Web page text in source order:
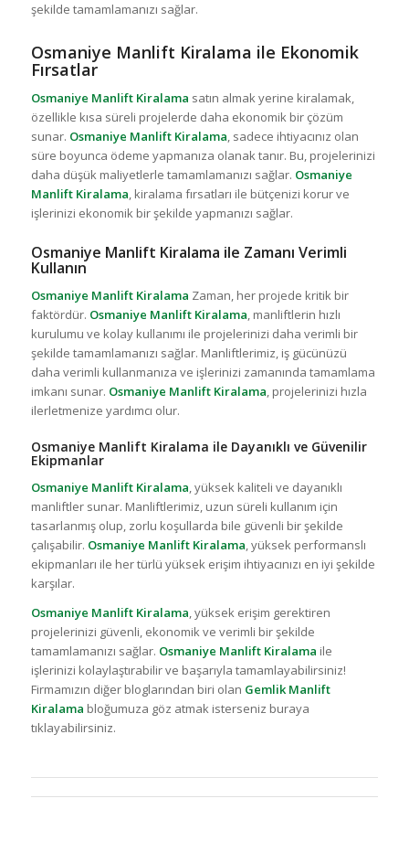
şekilde tamamlamanızı sağlar.
Osmaniye Manlift Kiralama ile Ekonomik
Fırsatlar
Osmaniye Manlift Kiralama satın almak yerine kiralamak,
özellikle kısa süreli projelerde daha ekonomik bir çözüm
sunar. Osmaniye Manlift Kiralama, sadece ihtiyacınız olan
süre boyunca ödeme yapmanıza olanak tanır. Bu, projelerinizi
daha düşük maliyetlerle tamamlamanızı sağlar. Osmaniye
Manlift Kiralama, kiralama fırsatları ile bütçenizi korur ve
işlerinizi ekonomik bir şekilde yapmanızı sağlar.
Osmaniye Manlift Kiralama ile Zamanı Verimli
Kullanın
Osmaniye Manlift Kiralama Zaman, her projede kritik bir
faktördür. Osmaniye Manlift Kiralama, manliftlerin hızlı
kurulumu ve kolay kullanımı ile projelerinizi daha verimli bir
şekilde tamamlamanızı sağlar. Manliftlerimiz, iş gücünüzü
daha verimli kullanmanıza ve işlerinizi zamanında tamamlama
imkanı sunar. Osmaniye Manlift Kiralama, projelerinizi hızla
ilerletmenize yardımcı olur.
Osmaniye Manlift Kiralama ile Dayanıklı ve Güvenilir
Ekipmanlar
Osmaniye Manlift Kiralama , yüksek kaliteli ve dayanıklı
manliftler sunar. Manliftlerimiz, uzun süreli kullanım için
tasarlanmış olup, zorlu koşullarda bile güvenli bir şekilde
çalışabilir. Osmaniye Manlift Kiralama , yüksek performanslı
ekipmanları ile her türlü yüksek erişim ihtiyacınızı en iyi şekilde
karşılar.
Osmaniye Manlift Kiralama , yüksek erişim gerektiren
projelerinizi güvenli, ekonomik ve verimli bir şekilde
tamamlamanızı sağlar. Osmaniye Manlift Kiralama ile
işlerinizi kolaylaştırabilir ve başarıyla tamamlayabilirsiniz!
Firmamızın diğer bloglarından biri olan Gemlik Manlift
Kiralama bloğumuza göz atmak isterseniz buraya
tıklayabilirsiniz.